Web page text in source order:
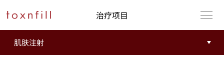
治疗项目